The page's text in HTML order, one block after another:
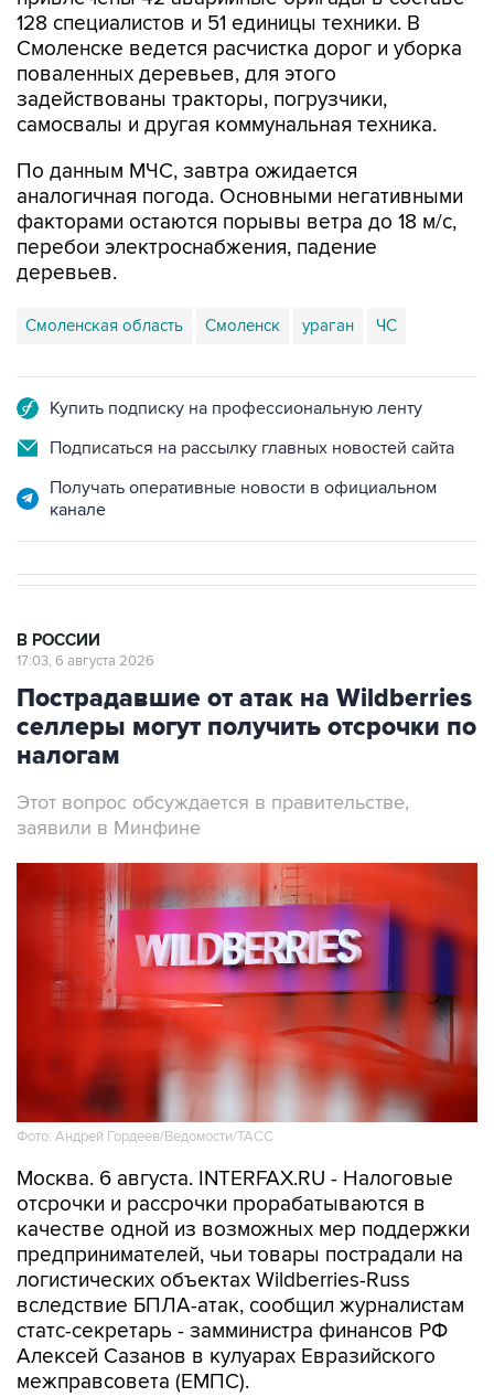
128 специалистов и 51 единицы техники. В
Смоленске ведется расчистка дорог и уборка
поваленных деревьев, для этого
задействованы тракторы, погрузчики,
самосвалы и другая коммунальная техника.
По данным МЧС, завтра ожидается
аналогичная погода. Основными негативными
факторами остаются порывы ветра до 18 м/с,
перебои электроснабжения, падение
деревьев.
Смоленская область Смоленск ураган ЧС
Купить подписку на профессиональную ленту
Подписаться на рассылку главных новостей сайта
Получать оперативные новости в официальном
канале
В РОССИИ
17:03, 6 августа 2026
Пострадавшие от атак на Wildberries
селлеры могут получить отсрочки по
налогам
Этот вопрос обсуждается в правительстве,
заявили в Минфине
Фото: Андрей Гордеев/Ведомости/ТАСС
Москва. 6 августа. INTERFAX.RU - Налоговые
отсрочки и рассрочки прорабатываются в
качестве одной из возможных мер поддержки
предпринимателей, чьи товары пострадали на
логистических объектах Wildberries-Russ
вследствие БПЛА-атак, сообщил журналистам
статс-секретарь - замминистра финансов РФ
Алексей Сазанов в кулуарах Евразийского
межправсовета (ЕМПС).